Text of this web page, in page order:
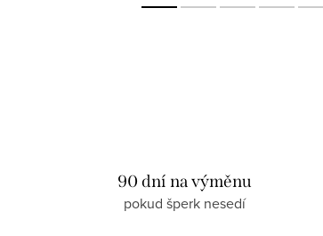
90 dní na výměnu
pokud šperk nesedí